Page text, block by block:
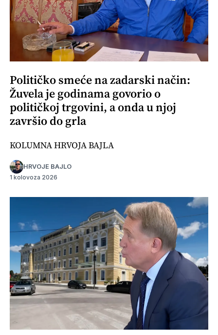
Političko smeće na zadarski način:
Žuvela je godinama govorio o
političkoj trgovini, a onda u njoj
završio do grla
KOLUMNA HRVOJA BAJLA
HRVOJE BAJLO
1 kolovoza 2026